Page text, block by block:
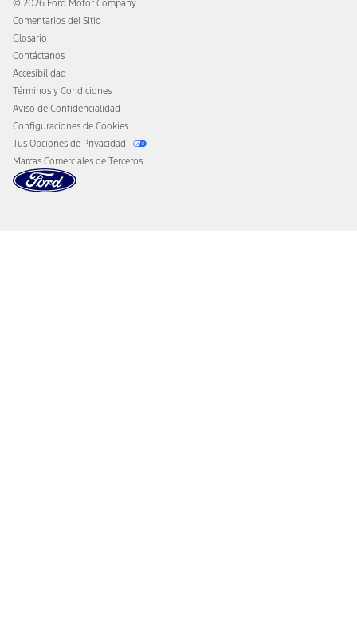
Aviso al Consumidor de California
Desconectar el Acceso Remoto al Vehículo
© 2026 Ford Motor Company
Comentarios del Sitio
Glosario
Contáctanos
Accesibilidad
Términos y Condiciones
Aviso de Confidencialidad
Configuraciones de Cookies
Tus Opciones de Privacidad
Marcas Comerciales de Terceros